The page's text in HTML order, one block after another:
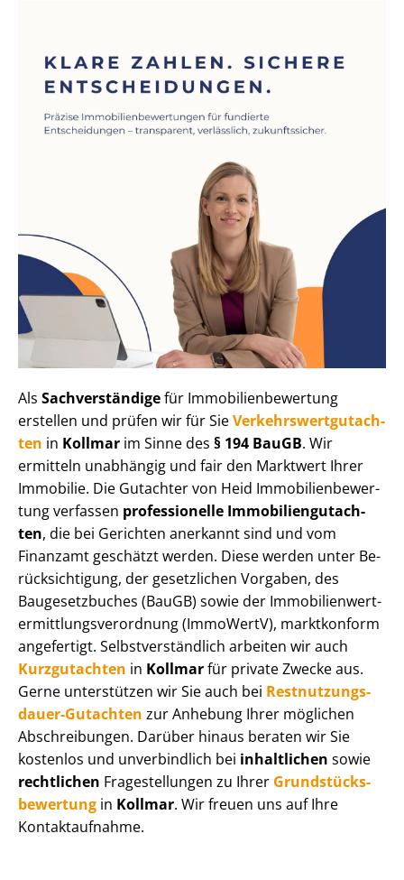
Als Sachverständigefür Im­mo­bi­li­en­be­wer­tung
erstellen und prüfen wir für SieVer­kehrs­wert­gut­ach­
ten in Kollmar im Sinne des § 194 BauGB. Wir
ermitteln unabhängig und fair den Marktwert Ihrer
Immobilie. Die Gutachter von Heid Im­mo­bi­li­en­be­wer­
tung verfassen professionelle Im­mo­bi­li­en­gut­ach­
ten, die bei Gerichten anerkannt sind und vom
Finanzamt geschätzt werden. Diese werden unter Be­
rück­sich­ti­gung, der gesetzlichen Vorgaben, des
Baugesetzbuches (BauGB) sowie der Im­mo­bi­li­en­wert­
ermitt­lungs­ver­ord­nung (ImmoWertV), marktkonform
angefertigt. Selbst­ver­ständ­lich arbeiten wir auch
Kurzgutachten in Kollmarfür private Zwecke aus.
Gerne unterstützen wir Sie auch bei Rest­nut­zungs­
dau­er-Gutachten zur Anhebung Ihrer möglichen
Abschreibungen. Darüber hinaus beraten wir Sie
kostenlos und unverbindlich bei inhaltlichen sowie
rechtlichen Fragestellungen zu Ihrer Grund­stücks­
be­wer­tung in Kollmar. Wir freuen uns auf Ihre
Kontaktaufnahme.